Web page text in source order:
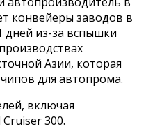
конвейеры заводов в
дней из-за вспышки
Азии, которая
для автопрома.
включая
300.